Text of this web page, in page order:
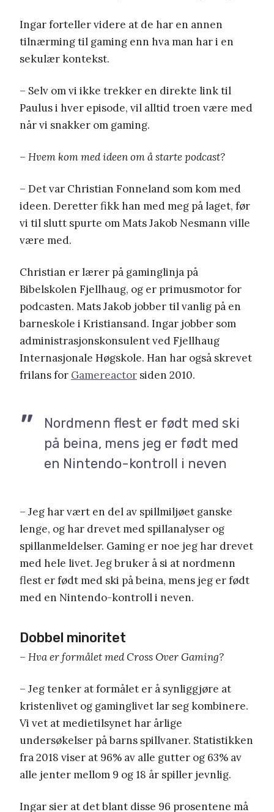
Ingar forteller videre at de har en annen
tilnærming til gaming enn hva man har i en
sekulær kontekst.
– Selv om vi ikke trekker en direkte link til
Paulus i hver episode, vil alltid troen være med
når vi snakker om gaming.
– Hvem kom med ideen om å starte podcast?
– Det var Christian Fonneland som kom med
ideen. Deretter fikk han med meg på laget, før
vi til slutt spurte om Mats Jakob Nesmann ville
være med.
Christian er lærer på gaminglinja på
Bibelskolen Fjellhaug, og er primusmotor for
podcasten. Mats Jakob jobber til vanlig på en
barneskole i Kristiansand. Ingar jobber som
administrasjonskonsulent ved Fjellhaug
Internasjonale Høgskole. Han har også skrevet
frilans for Gamereactor siden 2010.
Nordmenn flest er født med ski
på beina, mens jeg er født med
en Nintendo-kontroll i neven
– Jeg har vært en del av spillmiljøet ganske
lenge, og har drevet med spillanalyser og
spillanmeldelser. Gaming er noe jeg har drevet
med hele livet. Jeg bruker å si at nordmenn
flest er født med ski på beina, mens jeg er født
med en Nintendo-kontroll i neven.
Dobbel minoritet
– Hva er formålet med Cross Over Gaming?
– Jeg tenker at formålet er å synliggjøre at
kristenlivet og gaminglivet lar seg kombinere.
Vi vet at medietilsynet har årlige
undersøkelser på barns spillvaner. Statistikken
fra 2018 viser at 96% av alle gutter og 63% av
alle jenter mellom 9 og 18 år spiller jevnlig.
Ingar sier at det blant disse 96 prosentene må